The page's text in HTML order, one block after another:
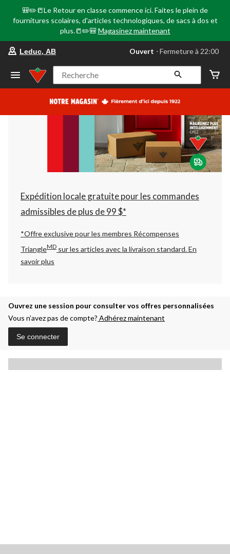
🎒✏️📒Le Retour en classe commence ici. Faites le plein de
fournitures scolaires, d'articles technologiques, de sacs à dos et
plus.📒✏️🎒 Magasinez maintenant
votre
préféré
Leduc,
AB,
courament
Fermeture
à
22:00
cliquer
pour
changer
Leduc, AB Ouvert ⋅ Fermeture à 22:00
Recherche
Expédition locale gratuite pour les commandes
admissibles de plus de 99 $*
*Offre exclusive pour les membres Récompenses
TriangleMD sur les articles avec la livraison standard.En
savoir plus
Ouvrez une session pour consulter vos offres personnalisées
Vous n’avez pas de compte? Adhérez maintenant
Se connecter